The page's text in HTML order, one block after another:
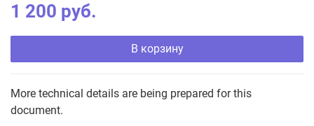
1 200 руб.
В корзину
More technical details are being prepared for this
document.